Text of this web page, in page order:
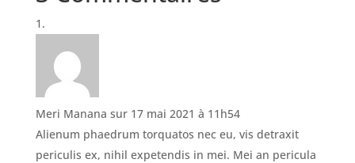
Meri Manana sur 17 mai 2021 à 11h54
Alienum phaedrum torquatos nec eu, vis detraxit
periculis ex, nihil expetendis in mei. Mei an pericula